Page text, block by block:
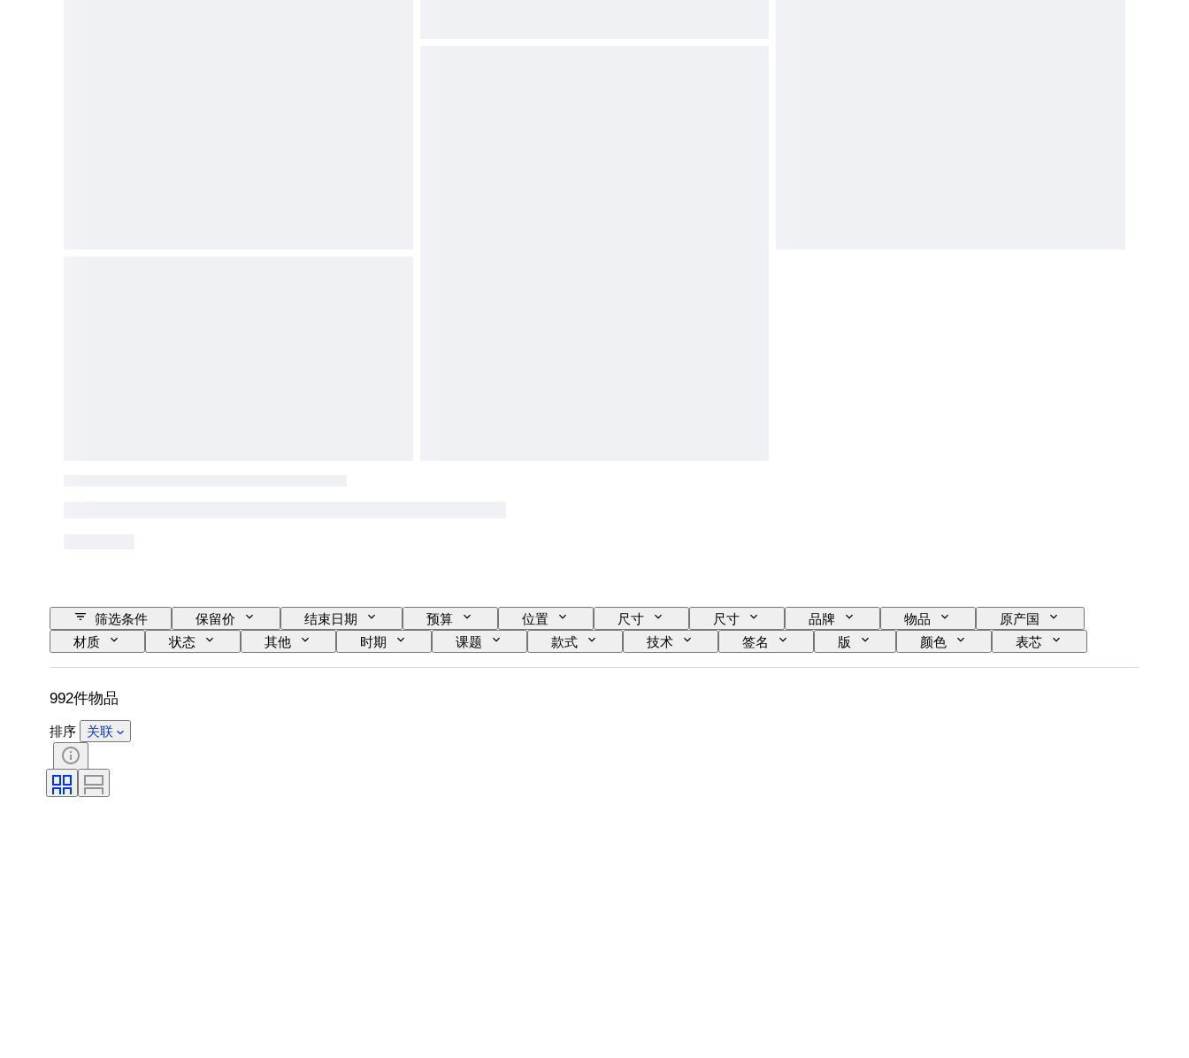
筛选条件 保留价 结束日期 预算 位置 尺寸 尺寸 品牌 物品
原产国
材质
状态 其他 时期 课题 款式 技术 签名 版 颜色
表芯
时代
出售者 艺术家 电力储备 报时 创作者 型号
992件物品
排序 关联